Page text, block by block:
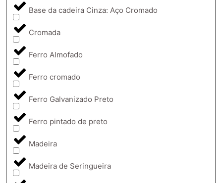
Base da cadeira Cinza: Aço Cromado
Cromada
Ferro Almofado
Ferro cromado
Ferro Galvanizado Preto
Ferro pintado de preto
Madeira
Madeira de Seringueira